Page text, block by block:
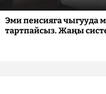
Эми пенсияга чыгууда
тартпайсыз. Жаңы